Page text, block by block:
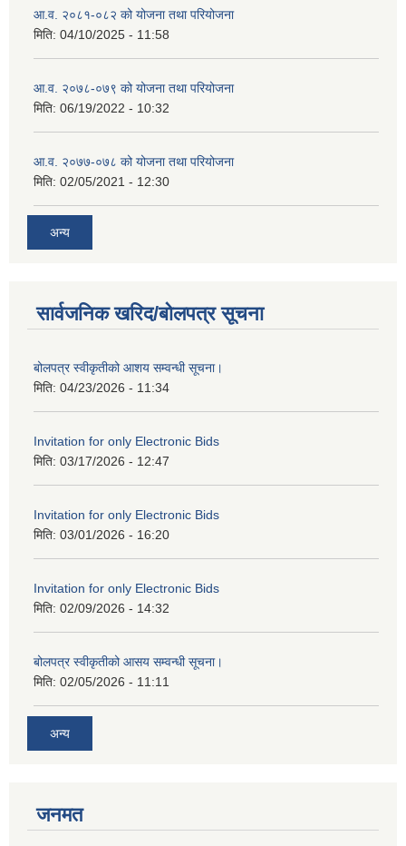
आ.व. २०८१-०८२ को योजना तथा परियोजना
मिति: 04/10/2025 - 11:58
आ.व. २०७८-०७९ को योजना तथा परियोजना
मिति: 06/19/2022 - 10:32
आ.व. २०७७-०७८ को योजना तथा परियोजना
मिति: 02/05/2021 - 12:30
अन्य
सार्वजनिक खरिद/बोलपत्र सूचना
बोलपत्र स्वीकृतीको आशय सम्वन्धी सूचना।
मिति: 04/23/2026 - 11:34
Invitation for only Electronic Bids
मिति: 03/17/2026 - 12:47
Invitation for only Electronic Bids
मिति: 03/01/2026 - 16:20
Invitation for only Electronic Bids
मिति: 02/09/2026 - 14:32
बोलपत्र स्वीकृतीको आसय सम्वन्धी सूचना।
मिति: 02/05/2026 - 11:11
अन्य
जनमत